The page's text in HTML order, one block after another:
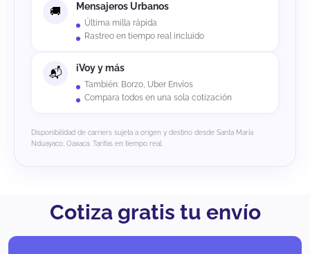
Mensajeros Urbanos
Última milla rápida
Rastreo en tiempo real incluido
iVoy y más
También: Borzo, Uber Envíos
Compara todos en una sola cotización
Disponibilidad de carriers sujeta a origen y destino desde Santa María
Nduayaco, Oaxaca. Tarifas en tiempo real.
Cotiza gratis tu envío